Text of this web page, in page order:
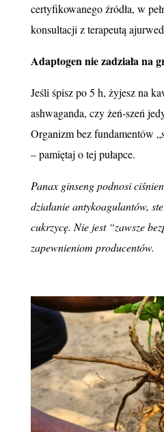
certyfikowanego źródła, w
konsultacji z terapeutą
Adaptogen nie zadziała na
Jeśli śpisz po 5 h, żyjesz na
ashwaganda, czy żeń‑szeń
Organizm bez fundamentów
– pamiętaj o tej pułapce.
Panax ginseng podnosi
działanie antykoagulantów,
cukrzycę. Nie jest “zawsze
zapewnieniom producentów.